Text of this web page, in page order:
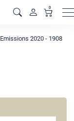
0
Emissions 2020 - 1908